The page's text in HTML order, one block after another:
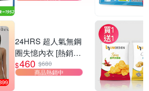
24HRS 超人氣無鋼
圈失憶內衣 [熱銷好
評]
$460 $680
商品熱銷中